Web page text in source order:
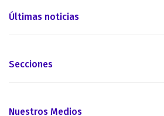
Últimas noticias
Secciones
Nuestros Medios